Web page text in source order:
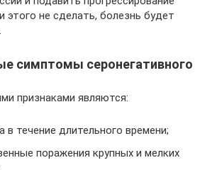
этого не сделать, болезнь будет
симптомы серонегативного
признаками являются:
в течение длительного времени;
поражения крупных и мелких